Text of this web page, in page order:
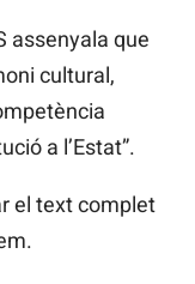
assenyala que
cultural,
a l’Estat”.
el text complet